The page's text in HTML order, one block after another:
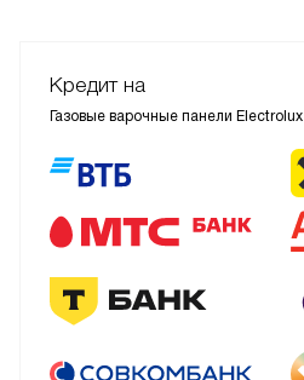
Кредит на
Газовые варочные панели Electrolux